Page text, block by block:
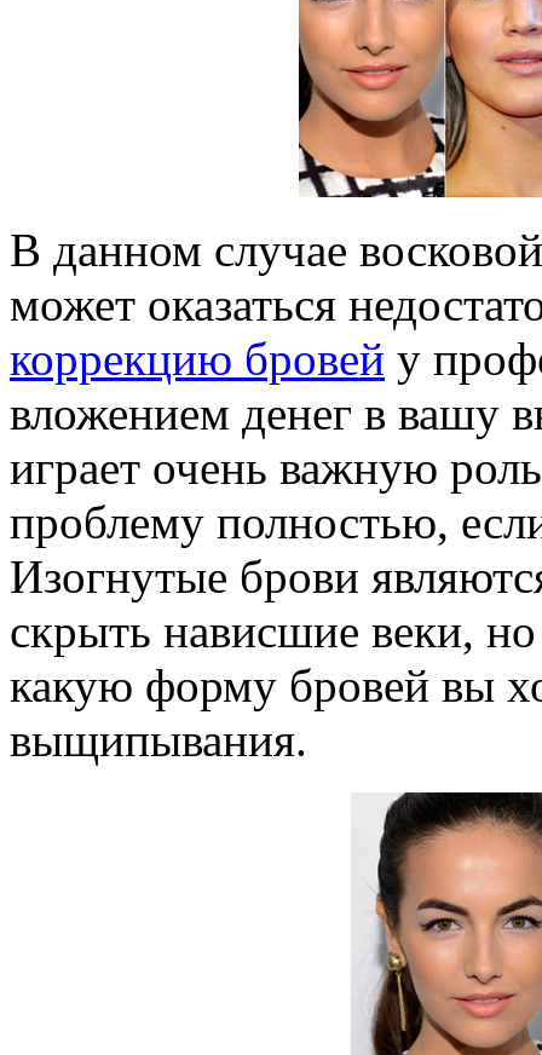
В данном случае
может оказаться
коррекцию бровей у
вложением денег в вашу
играет очень важную
проблему полностью,
Изогнутые брови
скрыть нависшие веки,
какую форму бровей вы
выщипывания.